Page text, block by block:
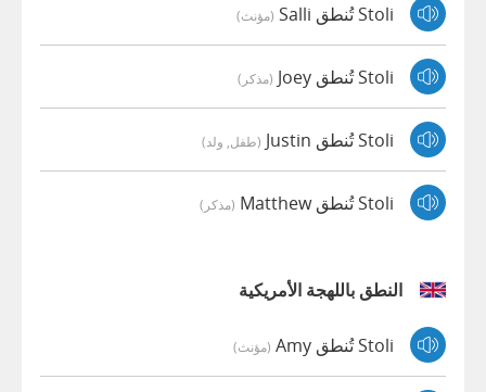
Stoli تُنطق Salli (مؤنث)
Stoli تُنطق Joey (مذكر)
Stoli تُنطق Justin (طفل, ولد)
Stoli تُنطق Matthew (مذكر)
النطق باللهجة الأمريكية
Stoli تُنطق Amy (مؤنث)